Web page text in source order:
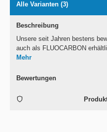
Alle Varianten (3)
Beschreibung
Unsere seit Jahren bestens
auch als FLUOCARBON
Mehr
Bewertungen